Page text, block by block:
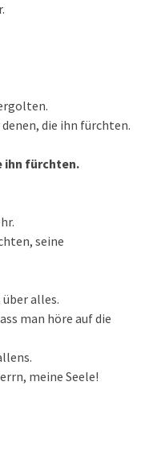
die ihn fürchten.
ihn fürchten.
seine
alles.
man höre auf die
meine Seele!